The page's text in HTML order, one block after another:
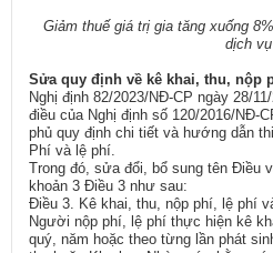
Giảm thuế giá trị gia tăng xuống
dịch vụ
Sửa quy định về kê khai, thu, nộp
Nghị định 82/2023/NĐ-CP ngày 28/
điều của Nghị định số 120/2016/NĐ-
phủ quy định chi tiết và hướng dẫn
Phí và lệ phí.
Trong đó, sửa đổi, bổ sung tên Điều
khoản 3 Điều 3 như sau:
Điều 3. Kê khai, thu, nộp phí, lệ phí
Người nộp phí, lệ phí thực hiện kê
quý, năm hoặc theo từng lần phát